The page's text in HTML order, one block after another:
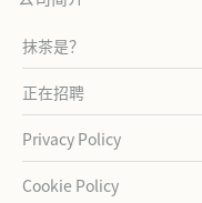
抹茶是？
正在招聘
Privacy Policy
Cookie Policy